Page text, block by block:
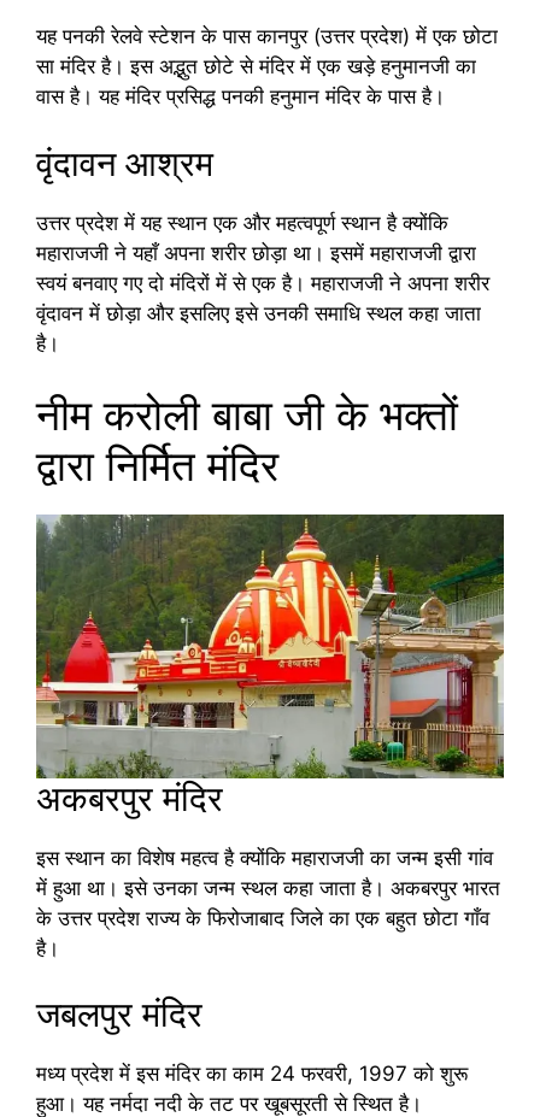
यह पनकी रेलवे स्टेशन के पास कानपुर (उत्तर प्रदेश) में एक छोटा
सा मंदिर है। इस अद्भुत छोटे से मंदिर में एक खड़े हनुमानजी का
वास है। यह मंदिर प्रसिद्ध पनकी हनुमान मंदिर के पास है।
वृंदावन आश्रम
उत्तर प्रदेश में यह स्थान एक और महत्वपूर्ण स्थान है क्योंकि
महाराजजी ने यहाँ अपना शरीर छोड़ा था। इसमें महाराजजी द्वारा
स्वयं बनवाए गए दो मंदिरों में से एक है। महाराजजी ने अपना शरीर
वृंदावन में छोड़ा और इसलिए इसे उनकी समाधि स्थल कहा जाता
है।
नीम करोली बाबा जी के भक्तों
द्वारा निर्मित मंदिर
अकबरपुर मंदिर
इस स्थान का विशेष महत्व है क्योंकि महाराजजी का जन्म इसी गांव
में हुआ था। इसे उनका जन्म स्थल कहा जाता है। अकबरपुर भारत
के उत्तर प्रदेश राज्य के फिरोजाबाद जिले का एक बहुत छोटा गाँव
है।
जबलपुर मंदिर
मध्य प्रदेश में इस मंदिर का काम 24 फरवरी, 1997 को शुरू
हुआ। यह नर्मदा नदी के तट पर खूबसूरती से स्थित है।